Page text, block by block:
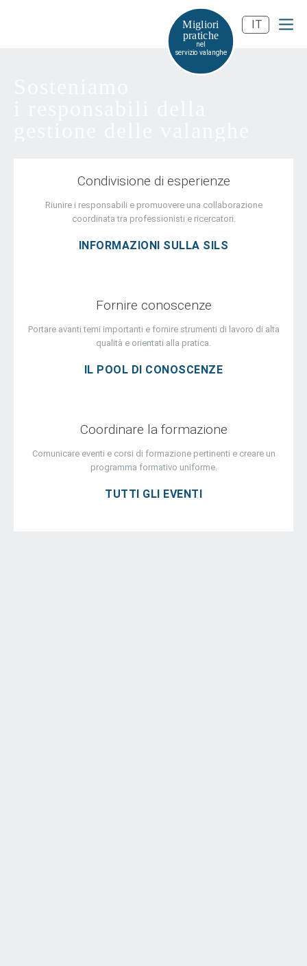
Migliori
pratiche
nel
servizio valanghe
IT
Condivisione di esperienze
Riunire i responsabili e promuovere una collaborazione
coordinata tra professionisti e ricercatori.
INFORMAZIONI SULLA SILS
Fornire conoscenze
Portare avanti temi importanti e fornire strumenti di lavoro di alta
qualità e orientati alla pratica.
IL POOL DI CONOSCENZE
Coordinare la formazione
Comunicare eventi e corsi di formazione pertinenti e creare un
programma formativo uniforme.
TUTTI GLI EVENTI